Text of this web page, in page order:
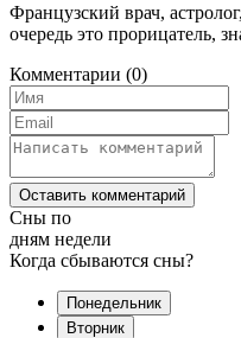
Французский врач,
очередь это прорицатель,
Комментарии (0)
Оставить комментарий
Сны по
дням недели
Когда сбываются сны?
Понедельник
Вторник